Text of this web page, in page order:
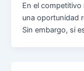
En el
una oportunidad
Sin embargo, si